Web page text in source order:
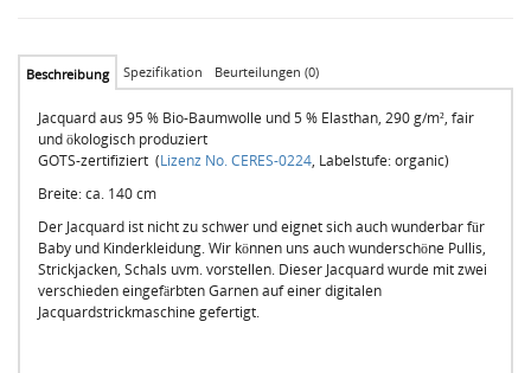
Beschreibung Spezifikation Beurteilungen (0)
Jacquard aus 95 % Bio-Baumwolle und 5 % Elasthan, 290 g/m², fair
und ökologisch produziert
GOTS-zertifiziert (Lizenz No. CERES-0224, Labelstufe: organic)
Breite: ca. 140 cm
Der Jacquard ist nicht zu schwer und eignet sich auch wunderbar für
Baby und Kinderkleidung. Wir können uns auch wunderschöne Pullis,
Strickjacken, Schals uvm. vorstellen. Dieser Jacquard wurde mit zwei
verschieden eingefärbten Garnen auf einer digitalen
Jacquardstrickmaschine gefertigt.